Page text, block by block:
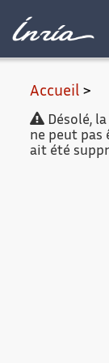
Accueil >
Désolé,
ne peut pas
ait été